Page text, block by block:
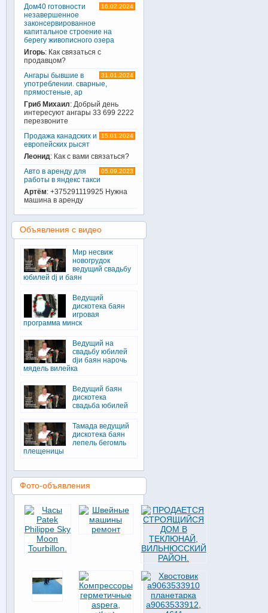
16.02.2024
Дом40 готовности
незавершенное
законсервированное
капитальное строение на
берегу живописного озера
Игорь: Как связаться с
продавцом?
31.01.2024
Ангары бывшие в
употреблении. сварные,
прямостеные, ар
Гриб Михаил: Добрый день
интересуют ангары 33 699 2222
перезвоните
15.01.2024
Продажа канадских и
европейских рысят
Леонид: Как с вами связаться?
05.09.2023
Авто в аренду для
работы в яндекс такси
Артём: +375291119925 Нужна
машина в аренду
Объявления с видео
Мир несвиж
новогрудок
ведущий свадьбу
юбилей dj и баян
Ведущий
дискотека баян
игровая
программа минск
Ведущий на
свадьбу юбилей
djи баян нарочь
мядель вилейка
Ведущий баян
дискотека
свадьба юбилей
Тамада ведущий
дискотека баян
лепель бегомль
плещеницы
Фото-объявления